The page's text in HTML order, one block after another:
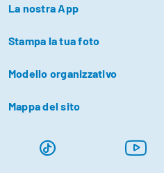
La nostra App
Stampa la tua foto
Modello organizzativo
Mappa del sito